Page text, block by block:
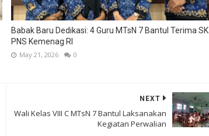
Babak Baru Dedikasi: 4 Guru MTsN 7 Bantul Terima SK
PNS Kemenag RI
May 21, 2026 0
NEXT
Wali Kelas VIII C MTsN 7 Bantul Laksanakan
Kegiatan Perwalian